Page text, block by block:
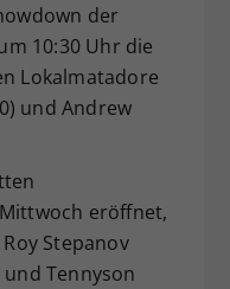
der
10:30 Uhr die
Lokalmatadore
und Andrew
eröffnet,
Stepanov
und Tennyson